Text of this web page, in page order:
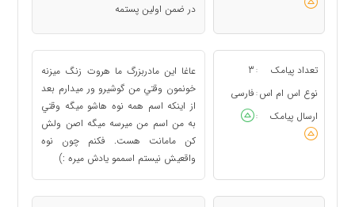
در ضمن اولین پستمه
تعداد پیامک :
3
نوع اس ام اس : فارسی
ارسال پیامک
:
عاغا اين مادربزرگ ما هروت زنگ ميزنه
خونمون وقتي من گوشيرو ور ميدارم بعد
از اينکه اسم همه نوه هاشو ميگه وقتي
به من اسم من ميرسه ميگه اصن ولش
کن مامانت هست. فکنم چون نوه
واقعيش نيستم اسممو يادش ميره :)